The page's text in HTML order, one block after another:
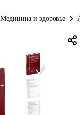
Медицина и здоровье